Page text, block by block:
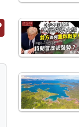
Copy